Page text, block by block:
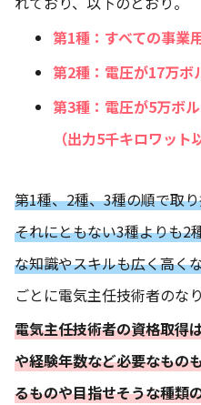
第1種：すべての事業
第2種：電圧が17万ボ
第3種：電圧が5万ボ
（出力5千キロワット
第1種、2種、3種の順で取
それにともない3種よりも2
な知識やスキルも広く高く
ごとに電気主任技術者のな
電気主任技術者の資格取得
や経験年数など必要なもの
るものや目指せそうな種類